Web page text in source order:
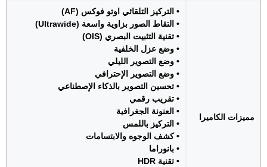
مميزات الكاميرا
• التركيز التلقائي اوتو فوكس (AF)
• التقاط الصور بزاوية واسعة (Ultrawide)
• تقنية التثبيت البصري (OIS)
• وضع عزل الخلفية
• وضع التصوير الليلي
• وضع التصوير الإحترافي
• تحسين التصوير بالذكاء الإصطناعي
• تقريب رقمي
• العنونة الجغرافية
• التركيز باللمس
• كشف الوجوه والابتسامات
• بانوراما
• تقنية HDR